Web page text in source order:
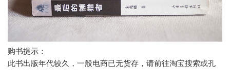
购书提示：
此书出版年代较久，一般电商已无货存，请前往淘宝搜索或孔